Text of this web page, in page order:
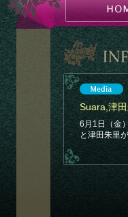
Suara,津
6月1日（金
と津田朱里